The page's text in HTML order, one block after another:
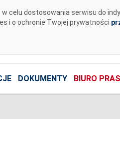
celu dostosowania serwisu do
i o ochronie Twojej prywatności
DOKUMENTY BIURO